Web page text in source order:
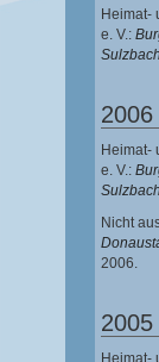
Heimat-
e. V.:
2006
Heimat-
e. V.:
Nicht
2006.
2005
Heimat-